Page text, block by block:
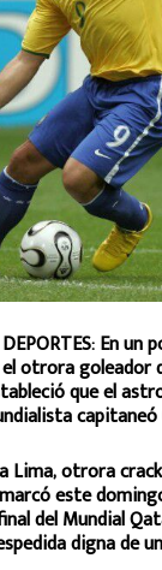
En
otrora goleador
que el
capitaneó
Lima, otrora
este
del Mundial
digna de